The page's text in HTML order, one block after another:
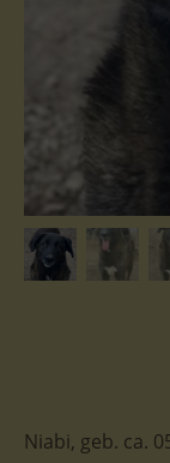
Niabi, geb. ca.